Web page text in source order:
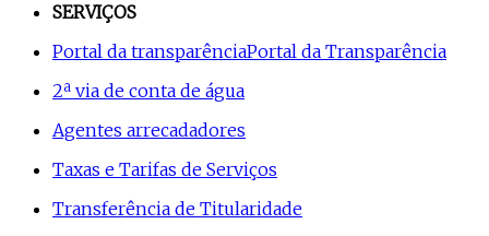
SERVIÇOS
Portal da transparênciaPortal da Transparência
2ª via de conta de água
Agentes arrecadadores
Taxas e Tarifas de Serviços
Transferência de Titularidade